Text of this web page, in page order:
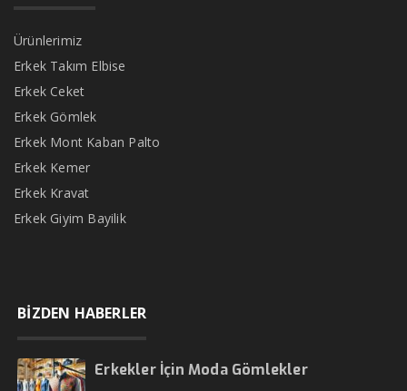
Ürünlerimiz
Erkek Takım Elbise
Erkek Ceket
Erkek Gömlek
Erkek Mont Kaban Palto
Erkek Kemer
Erkek Kravat
Erkek Giyim Bayilik
BİZDEN HABERLER
Erkekler İçin Moda Gömlekler